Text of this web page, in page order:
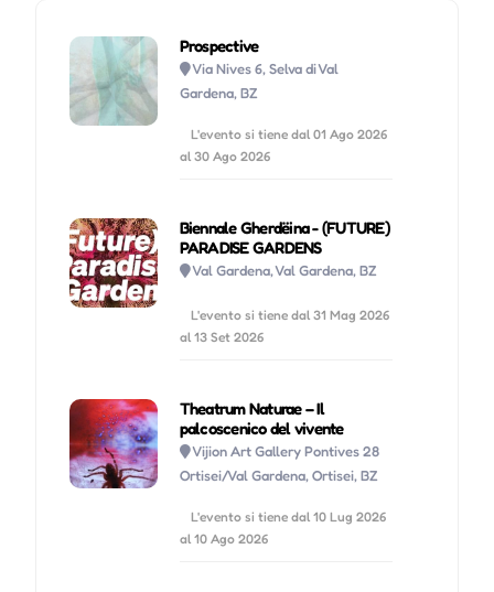
Prospective
Via Nives 6, Selva di Val
Gardena, BZ
L'evento si tiene dal 01 Ago 2026
al 30 Ago 2026
Biennale Gherdëina - (FUTURE)
PARADISE GARDENS
Val Gardena, Val Gardena, BZ
L'evento si tiene dal 31 Mag 2026
al 13 Set 2026
Theatrum Naturae – Il
palcoscenico del vivente
Vijion Art Gallery Pontives 28
Ortisei/Val Gardena, Ortisei, BZ
L'evento si tiene dal 10 Lug 2026
al 10 Ago 2026